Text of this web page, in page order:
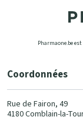
Pharmaone.be
Coordonnées
Rue de Fairon, 49
4180 Comblain-la-